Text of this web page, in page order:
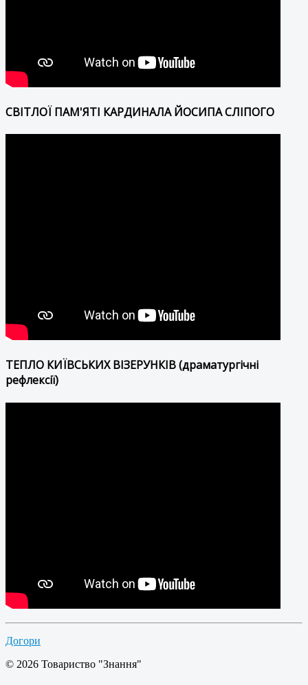
СВІТЛОЇ ПАМ'ЯТІ КАРДИНАЛА ЙОСИПА СЛІПОГО
ТЕПЛО КИЇВСЬКИХ ВІЗЕРУНКІВ (драматургічні
рефлексії)
Догори
© 2026 Товариство "Знання"